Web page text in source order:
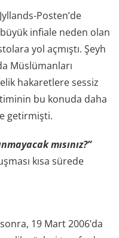
Posten’de
infiale neden olan
yol açmıştı. Şeyh
Müslümanları
hakaretlere sessiz
bu konuda daha
getirmişti.
mısınız?”
kısa sürede
19 Mart 2006’da